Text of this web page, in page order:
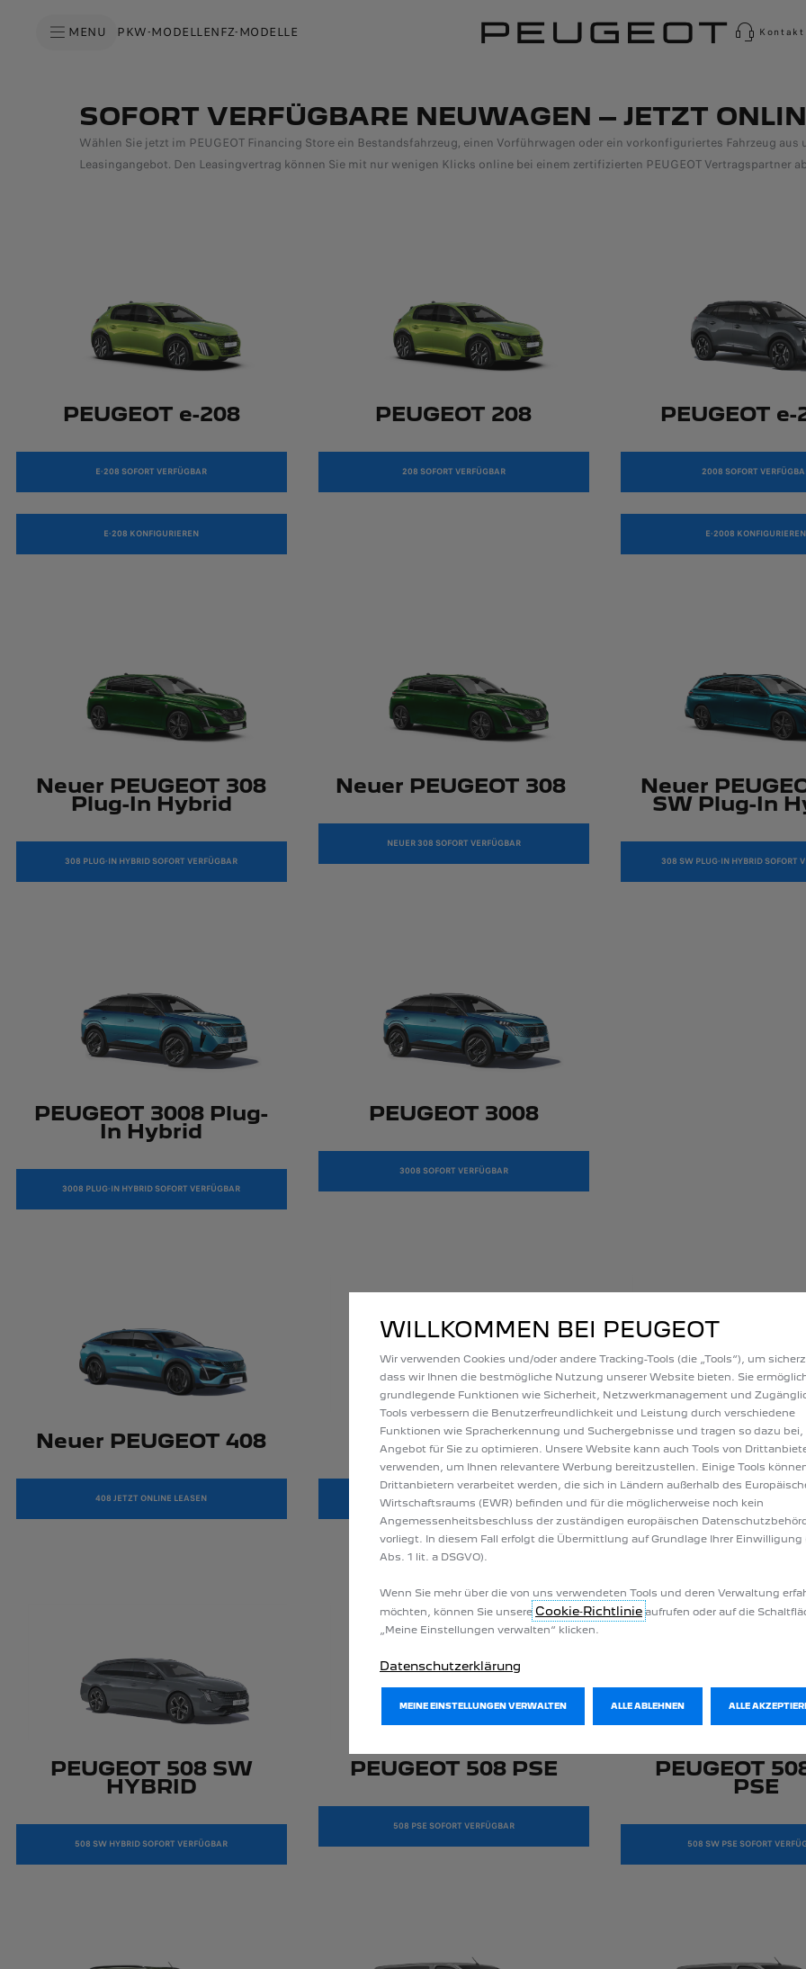
MENU PKW-MODELLENFZ-MODELLE Kontakt
SOFORT VERFÜGBARE NEUWAGEN – JETZT
Wählen Sie jetzt im PEUGEOT Financing Store ein Bestandsfahrzeug, einen Vorführwagen oder ein vorkonfiguriertes Fahrzeug
Leasingangebot. Den Leasingvertrag können Sie mit nur wenigen Klicks online bei einem zertifizierten PEUGEOT Vertragspartner
PEUGEOT e-208
E-208 SOFORT VERFÜGBAR
E-208 KONFIGURIEREN
PEUGEOT 208
208 SOFORT VERFÜGBAR
PEUGEOT e-
2008 SOFORT
E-2008 KONFIGURIEREN
Neuer PEUGEOT 308
Plug-In Hybrid
308 PLUG-IN HYBRID SOFORT VERFÜGBAR
Neuer PEUGEOT 308
NEUER 308 SOFORT VERFÜGBAR
Neuer
SW Plug-In
308 SW PLUG-IN HYBRID SOFORT
PEUGEOT 3008 Plug-
In Hybrid
3008 PLUG-IN HYBRID SOFORT VERFÜGBAR
PEUGEOT 3008
3008 SOFORT VERFÜGBAR
Neuer PEUGEOT 408
408 JETZT ONLINE LEASEN
PEUGEOT 508
508 SOFORT VERFÜGBAR
PEUGEOT
HYBRID
508 HYBRID SOFORT
PEUGEOT 508 SW
HYBRID
508 SW HYBRID SOFORT VERFÜGBAR
PEUGEOT 508 PSE
508 PSE SOFORT VERFÜGBAR
PEUGEOT
PSE
508 SW PSE SOFORT
WILLKOMMEN BEI PEUGEOT
Wir verwenden Cookies und/oder andere Tracking-Tools (die „Tools“), um
dass wir Ihnen die bestmögliche Nutzung unserer Website bieten. Sie
grundlegende Funktionen wie Sicherheit, Netzwerkmanagement und
Tools verbessern die Benutzerfreundlichkeit und Leistung durch verschiedene
Funktionen wie Spracherkennung und Suchergebnisse und tragen so dazu bei,
Angebot für Sie zu optimieren. Unsere Website kann auch Tools von
verwenden, um Ihnen relevantere Werbung bereitzustellen. Einige Tools
Drittanbietern verarbeitet werden, die sich in Ländern außerhalb des
Wirtschaftsraums (EWR) befinden und für die möglicherweise noch kein
Angemessenheitsbeschluss der zuständigen europäischen
vorliegt. In diesem Fall erfolgt die Übermittlung auf Grundlage Ihrer Einwilligung
Abs. 1 lit. a DSGVO).
Wenn Sie mehr über die von uns verwendeten Tools und deren Verwaltung
möchten, können Sie unsere Cookie‑Richtlinie aufrufen oder auf die
„Meine Einstellungen verwalten“ klicken.
Datenschutzerklärung
MEINE EINSTELLUNGEN VERWALTEN ALLE
ALLE ABLEHNEN